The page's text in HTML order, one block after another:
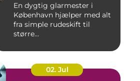
En dygtig glarmester i
København hjælper med alt
fra simple rudeskift til
større...
02. Jul